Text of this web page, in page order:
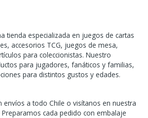
tienda especializada en juegos de cartas
accesorios TCG, juegos de mesa,
para coleccionistas. Nuestro
para jugadores, fanáticos y familias,
para distintos gustos y edades.
envíos a todo Chile o visítanos en nuestra
cada pedido con embalaje